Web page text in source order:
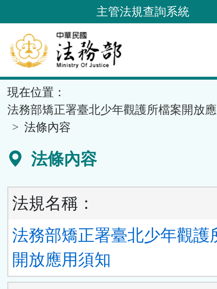
到
要
內
容
區
塊
主管法規查詢系統
現在位置：
法務部矯正署臺北少年觀護所檔案開放
法條內容
法條內容
法規名稱：
法務部矯正署臺北少年觀護
開放應用須知